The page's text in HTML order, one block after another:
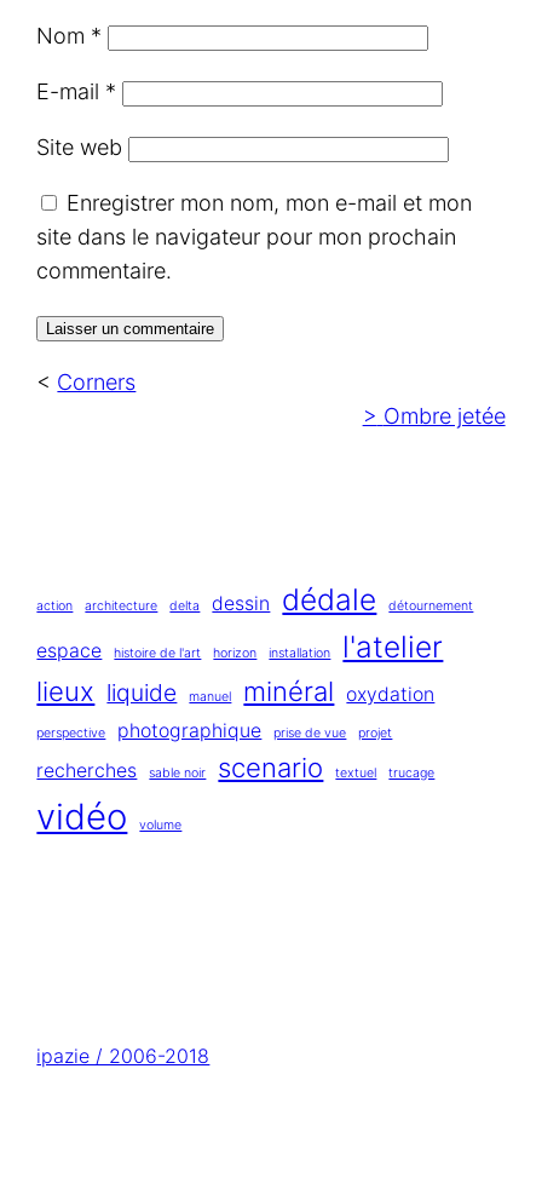
Nom *
E-mail *
Site web
Enregistrer mon nom, mon e-mail et mon
site dans le navigateur pour mon prochain
commentaire.
< Corners
> Ombre jetée
action architecture delta dessin dédale détournement
espace histoire de l'art horizon installation l'atelier
lieux liquide manuel minéral oxydation
perspective photographique prise de vue projet
recherches sable noir scenario textuel trucage
vidéo volume
ipazie / 2006-2018